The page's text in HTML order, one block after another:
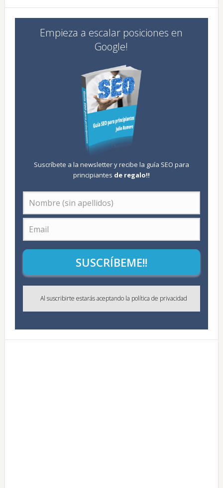
Empieza a escalar posiciones en
Google!
Suscríbete a la newsletter y recibe la guía SEO para
principiantes de regalo!!
SUSCRÍBEME!!
Al suscribirte estarás aceptando la política de privacidad